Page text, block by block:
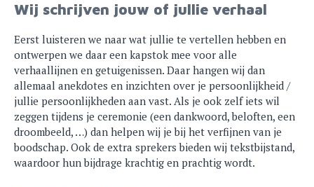
Wij schrijven jouw of jullie verhaal
Eerst luisteren we naar wat jullie te vertellen hebben en
ontwerpen we daar een kapstok mee voor alle
verhaallijnen en getuigenissen. Daar hangen wij dan
allemaal anekdotes en inzichten over je persoonlijkheid /
jullie persoonlijkheden aan vast. Als je ook zelf iets wil
zeggen tijdens je ceremonie (een dankwoord, beloften, een
droombeeld, …) dan helpen wij je bij het verfijnen van je
boodschap. Ook de extra sprekers bieden wij tekstbijstand,
waardoor hun bijdrage krachtig en prachtig wordt.